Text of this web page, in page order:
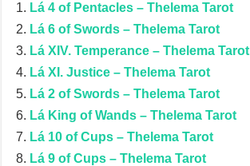
Lá 4 of Pentacles – Thelema Tarot
Lá 6 of Swords – Thelema Tarot
Lá XIV. Temperance – Thelema Tarot
Lá XI. Justice – Thelema Tarot
Lá 2 of Swords – Thelema Tarot
Lá King of Wands – Thelema Tarot
Lá 10 of Cups – Thelema Tarot
Lá 9 of Cups – Thelema Tarot